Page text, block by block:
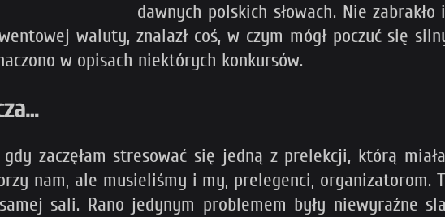
dawnych polskich słowach. Nie
waluty, znalazł coś, w czym mógł poczuć się
w opisach niektórych konkursów.
gdy zaczęłam stresować się jedną z prelekcji, którą
nam, ale musieliśmy i my, prelegenci, organizatorom.
sali. Rano jedynym problemem były niewyraźne